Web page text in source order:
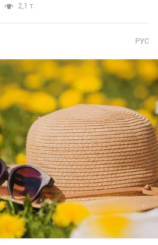
2,1 т.
РУС